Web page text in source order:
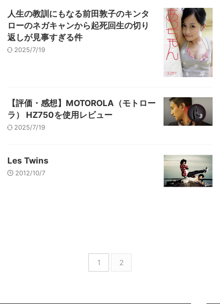
人生の教訓にもなる前田敦子のキンタ
ローのネガキャンから起死回生の切り
返しが見事すぎる件
2025/7/19
【評価・感想】MOTOROLA（モトロー
ラ） HZ750を使用レビュー
2025/7/19
Les Twins
2012/10/7
1 2